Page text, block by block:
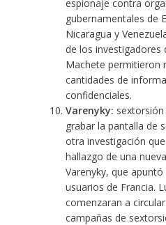
espionaje contra
gubernamentales de
Nicaragua y
de los investigadores
Machete permitieron
cantidades de
confidenciales.
Varenyky:
grabar la pantalla de
otra investigación
hallazgo de una
Varenyky, que
usuarios de Francia.
comenzaran a
campañas de